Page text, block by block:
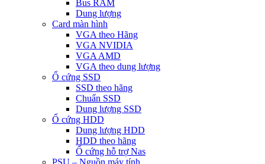
Bus RAM
Dung lượng
Card màn hình
VGA theo Hãng
VGA NVIDIA
VGA AMD
VGA theo dung lượng
Ổ cứng SSD
SSD theo hãng
Chuẩn SSD
Dung lượng SSD
Ổ cứng HDD
Dung lượng HDD
HDD theo hãng
Ổ cứng hỗ trợ Nas